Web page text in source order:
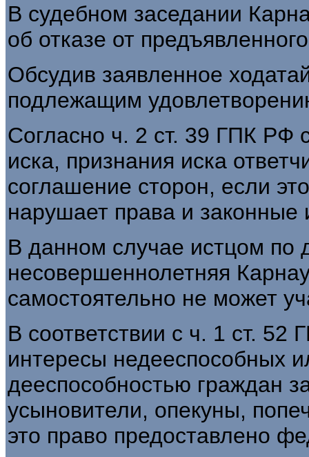
В судебном заседании
об отказе от
Обсудив заявленное
подлежащим
Согласно ч. 2 ст. 39 ГПК РФ
иска, признания иска
соглашение сторон, если
нарушает права и законные
В данном случае истцом по
несовершеннолетняя
самостоятельно не может
В соответствии с ч. 1 ст.
интересы недееспособных
дееспособностью граждан
усыновители, опекуны,
это право предоставлено